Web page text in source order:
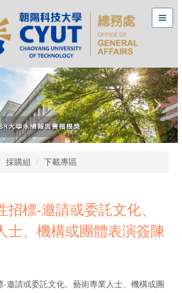
採購組 下載專區
招標-邀請或委託文化、
士、機構或團體表演簽陳
-邀請或委託文化、藝術專業人士、機構或團